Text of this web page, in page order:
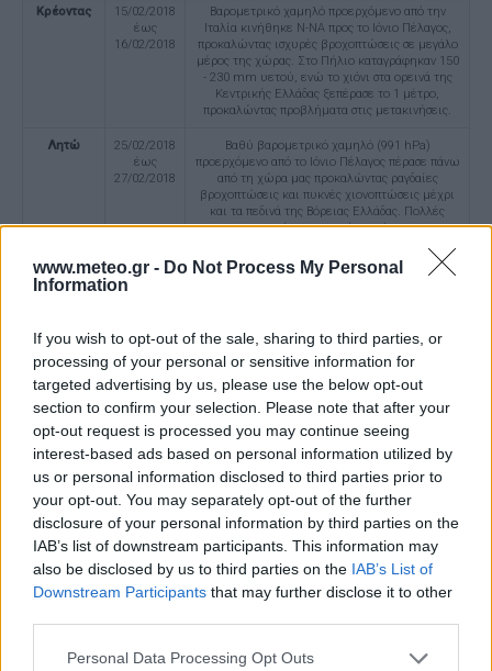
www.meteo.gr - Do Not Process My Personal
Information
If you wish to opt-out of the sale, sharing to third parties, or
processing of your personal or sensitive information for
targeted advertising by us, please use the below opt-out
section to confirm your selection. Please note that after your
opt-out request is processed you may continue seeing
interest-based ads based on personal information utilized by
us or personal information disclosed to third parties prior to
your opt-out. You may separately opt-out of the further
disclosure of your personal information by third parties on the
IAB’s list of downstream participants. This information may
also be disclosed by us to third parties on the IAB’s List of
Downstream Participants that may further disclose it to other
Personal Data Processing Opt Outs
Κρέοντας
15/02/2018
έως
16/02/2018
Βαρομετρικό χαμηλό προερχόμενο από την
Ιταλία κινήθηκε Ν-ΝΑ προς το Ιόνιο Πέλαγος,
προκαλώντας ισχυρές βροχοπτώσεις σε μεγάλο
μέρος της χώρας. Στο Πήλιο καταγράφηκαν 150
- 230 mm υετού, ενώ το χιόνι στα ορεινά της
Κεντρικής Ελλάδας ξεπέρασε το 1 μέτρο,
προκαλώντας προβλήματα στις μετακινήσεις.
Λητώ
25/02/2018
έως
27/02/2018
Bαθύ βαρομετρικό χαμηλό (991 hPa)
προερχόμενο από το Ιόνιο Πέλαγος πέρασε πάνω
από τη χώρα μας προκαλώντας ραγδαίες
βροχοπτώσεις και πυκνές χιονοπτώσεις μέχρι
και τα πεδινά της Βόρειας Ελλάδας. Πολλές
κατοικημένες περιοχές παρέμειναν
περιπτώσεις χωρίς ηλεκτρικό ρεύμα από
δεκάδες πτώσεις στύλων ηλεκτροδότησης λόγω
λόγω κατολισθήσεων (Ζαγορά 310 mm).
Μίνωας
15/06/2018
έως
19/06/2018
Διαταραχή μέσης τροπόσφαιρας (ψυχρή λίμνη)
επηρέασε το σύνολο της χώρας με ισχυρές
βροχές, χαλαζοπτώσεις, τοπικά ισχυρούς
ανέμους και ανεμοστρόβιλους. Συνολικά
παρατηρήθηκαν 20 σίφωνες ξηράς και
θάλασσας, και σημαντικές καταστροφές σε
καλλιέργειες και αγροτική οδοποιία. Μεγάλα
ύψη βροχής κατεγράφησαν στην Αν. Θεσσαλία
και στις Σποράδες (Γλώσσα Σκοπέλου 98 mm σε
1 ώρα), στην Αττική (Αμπελόκηποι 56 mm) και
στα ορεινά της Κρήτης. Δεκάδες χιλιάδες
κεραυνοί προκάλεσαν ζημιές σε δίκτυα
διανομής ρεύματος και κατοικίες.
έως
συνδυασμό με τις υψηλές πιέσεις στην Κ.
αρκετές περιοχές της χώρας οδηγώντας σε